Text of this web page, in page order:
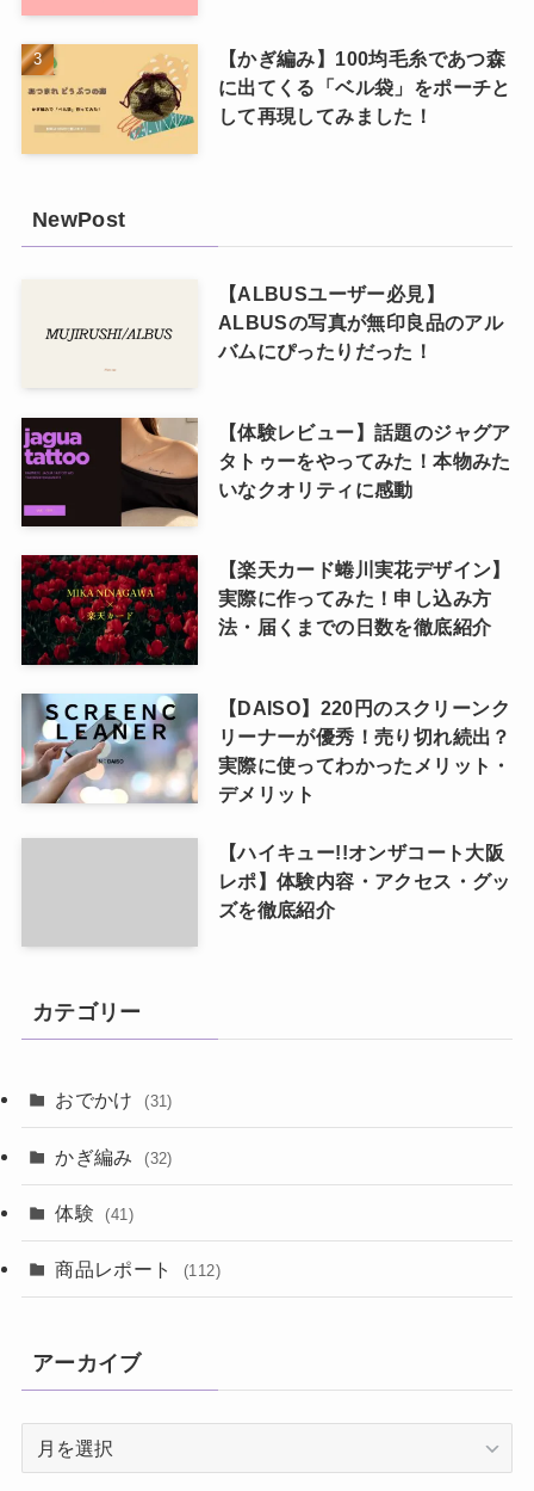
【かぎ編み】100均毛糸であつ森
に出てくる「ベル袋」をポーチと
して再現してみました！
NewPost
【ALBUSユーザー必見】
ALBUSの写真が無印良品のアル
バムにぴったりだった！
【体験レビュー】話題のジャグア
タトゥーをやってみた！本物みた
いなクオリティに感動
【楽天カード蜷川実花デザイン】
実際に作ってみた！申し込み方
法・届くまでの日数を徹底紹介
【DAISO】220円のスクリーンク
リーナーが優秀！売り切れ続出？
実際に使ってわかったメリット・
デメリット
【ハイキュー!!オンザコート大阪
レポ】体験内容・アクセス・グッ
ズを徹底紹介
カテゴリー
おでかけ (31)
かぎ編み (32)
体験 (41)
商品レポート (112)
アーカイブ